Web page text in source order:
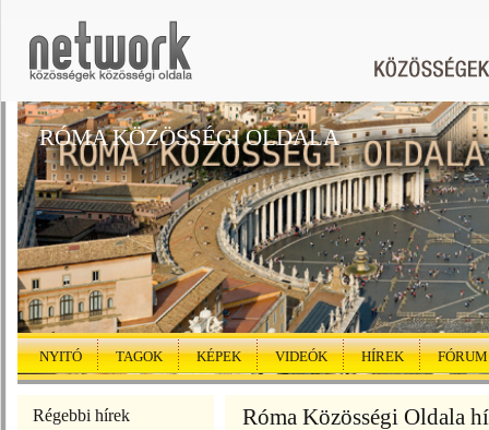
RÓMA KÖZÖSSÉGI OLDALA
NYITÓ TAGOK KÉPEK VIDEÓK HÍREK FÓRUM
Régebbi hírek Róma Közösségi Oldala